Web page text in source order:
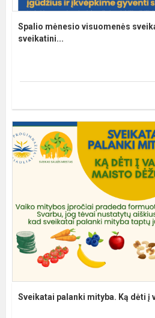
Spalio mėnesio visuomenės
sveikatini...
Sveikatai palanki mityba. Ką dėti į